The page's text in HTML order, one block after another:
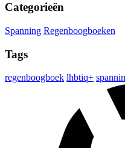
Categorieën
Spanning Regenboogboeken
Tags
regenboogboek lhbtiq+